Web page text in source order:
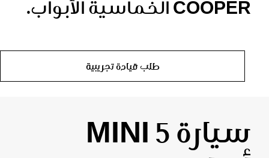
COOPER الخماسية الأبواب.
طلب قيادة تجريبية
سيارة MINI 5